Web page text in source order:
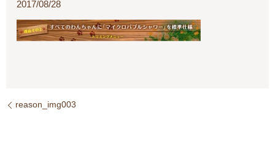
2017/08/28
reason_img003